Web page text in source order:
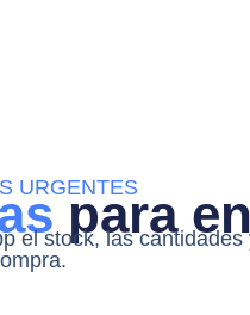
URGENTES
para
el stock, las